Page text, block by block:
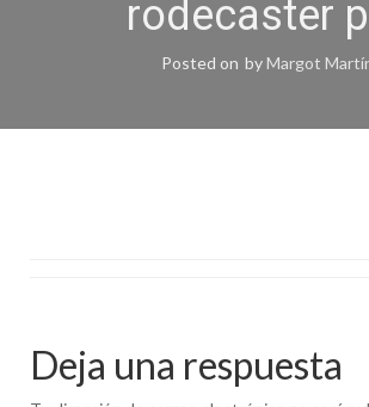
rodecaster
Posted on byMargot
Deja una respuesta